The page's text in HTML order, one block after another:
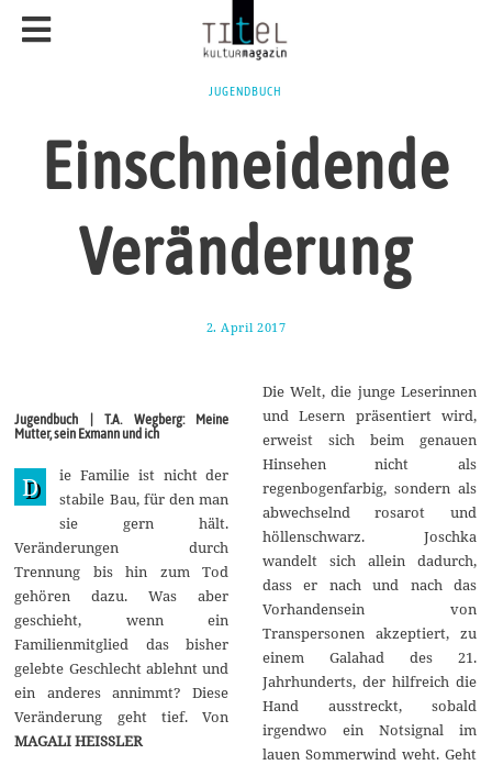
JUGENDBUCH
Einschneidende
Veränderung
2. April 2017
u
g
u
s
t
2
0
1
Jugendbuch | T.A. Wegberg: Meine
Mutter, sein Exmann und ich
D
ie Familie ist nicht der
stabile Bau, für den man
sie gern hält.
Veränderungen durch
Trennung bis hin zum Tod
gehören dazu. Was aber
geschieht, wenn ein
Familienmitglied das bisher
gelebte Geschlecht ablehnt und
ein anderes annimmt? Diese
Veränderung geht tief. Von
MAGALI HEISSLER
Die Welt, die junge Leserinnen
und Lesern präsentiert wird,
erweist sich beim genauen
Hinsehen nicht als
regenbogenfarbig, sondern als
abwechselnd rosarot und
höllenschwarz. Joschka
wandelt sich allein dadurch,
dass er nach und nach das
Vorhandensein von
Transpersonen akzeptiert, zu
einem Galahad des 21.
Jahrhunderts, der hilfreich die
Hand ausstreckt, sobald
irgendwo ein Notsignal im
lauen Sommerwind weht. Geht